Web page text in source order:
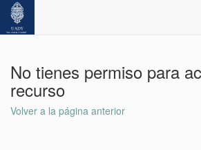
No tienes permiso para
recurso
Volver a la página anterior